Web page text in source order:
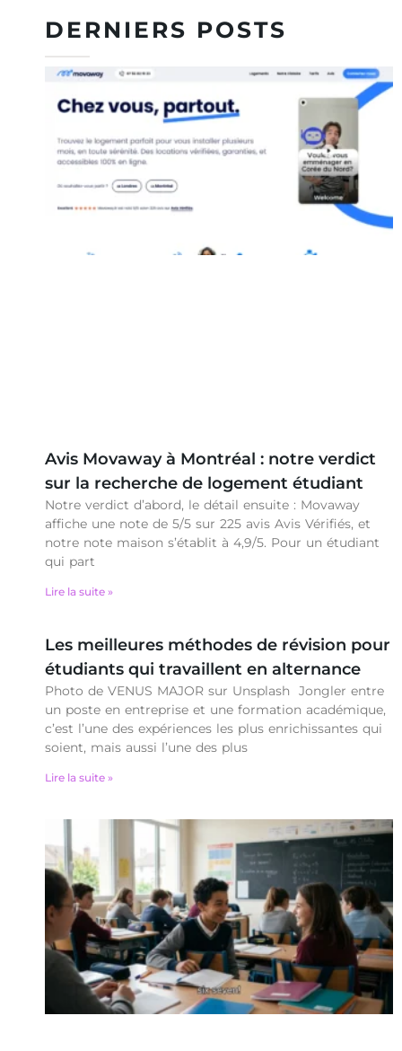
DERNIERS POSTS
Avis Movaway à Montréal : notre verdict
sur la recherche de logement étudiant
Notre verdict d’abord, le détail ensuite : Movaway
affiche une note de 5/5 sur 225 avis Avis Vérifiés, et
notre note maison s’établit à 4,9/5. Pour un étudiant
qui part
Lire la suite »
Les meilleures méthodes de révision pour
étudiants qui travaillent en alternance
Photo de VENUS MAJOR sur Unsplash Jongler entre
un poste en entreprise et une formation académique,
c’est l’une des expériences les plus enrichissantes qui
soient, mais aussi l’une des plus
Lire la suite »